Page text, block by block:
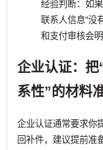
经验判断：如
联系人信息”没
和支付审核会
企业认证：
系性”的材料
企业认证通常要求你
回补件，建议提前准